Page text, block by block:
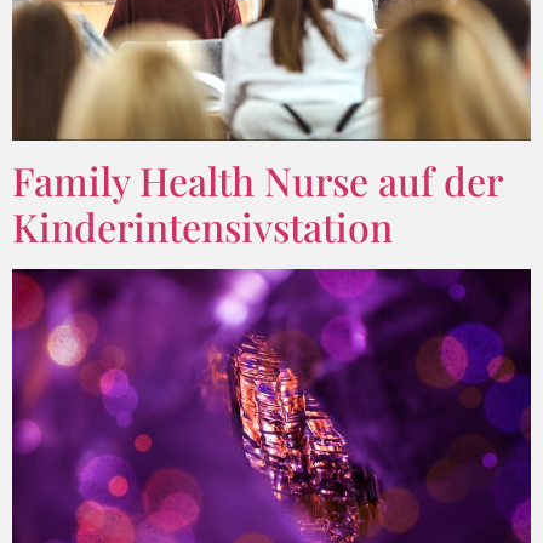
Family Health Nurse auf der
Kinderintensivstation